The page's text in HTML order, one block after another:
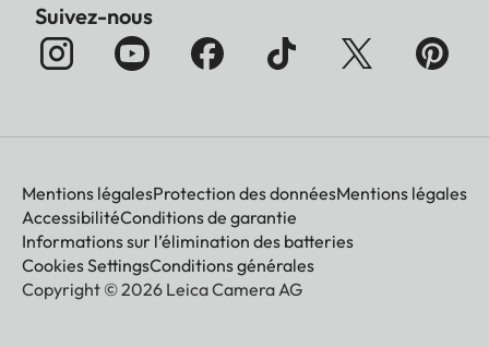
Suivez-nous
Mentions légalesProtection des donnéesMentions légales
AccessibilitéConditions de garantie
Informations sur l’élimination des batteries
Cookies SettingsConditions générales
Copyright © 2026 Leica Camera AG